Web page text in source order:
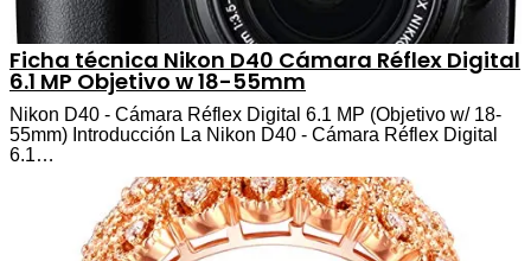
Ficha técnica Nikon D40 Cámara Réflex Digital
6.1 MP Objetivo w 18-55mm
Nikon D40 - Cámara Réflex Digital 6.1 MP (Objetivo w/ 18-
55mm) Introducción La Nikon D40 - Cámara Réflex Digital
6.1…